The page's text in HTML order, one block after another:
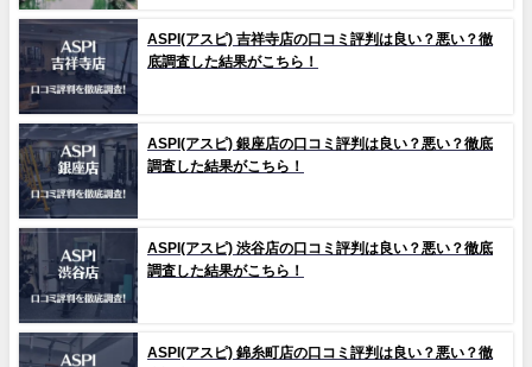
ASPI(アスピ) 吉祥寺店の口コミ評判は良い？悪い？徹
底調査した結果がこちら！
ASPI(アスピ) 銀座店の口コミ評判は良い？悪い？徹底
調査した結果がこちら！
ASPI(アスピ) 渋谷店の口コミ評判は良い？悪い？徹底
調査した結果がこちら！
ASPI(アスピ) 錦糸町店の口コミ評判は良い？悪い？徹